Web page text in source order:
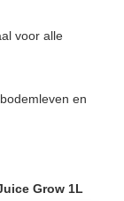
voor alle
en
Grow 1L